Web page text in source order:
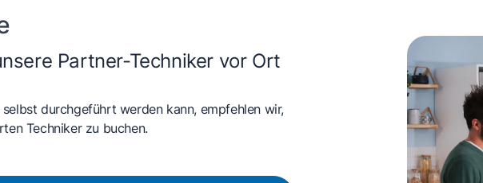
Partner-Techniker vor Ort
durchgeführt werden kann, empfehlen wir,
Techniker zu buchen.